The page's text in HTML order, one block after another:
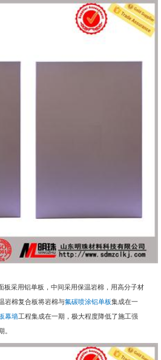
采用铝单板，中间采用保温岩棉，用高分子材
岩棉复合板将岩棉与氟碳喷涂铝单板集成在一
幕墙工程集成在一期，极大程度降低了施工强
。